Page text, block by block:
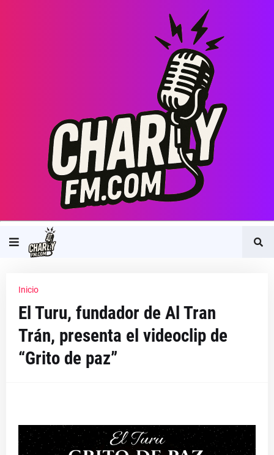
Inicio
El Turu, fundador de Al Tran
Trán, presenta el videoclip de
“Grito de paz”